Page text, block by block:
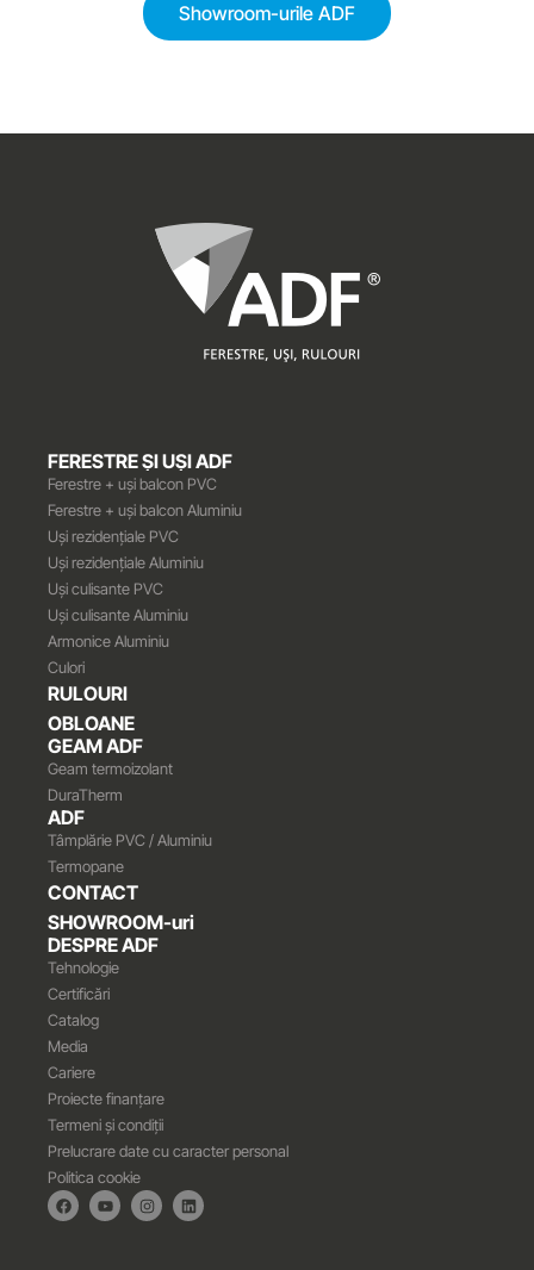
Showroom-urile ADF
FERESTRE ȘI UȘI ADF
Ferestre + uși balcon PVC
Ferestre + uși balcon Aluminiu
Uși rezidențiale PVC
Uși rezidențiale Aluminiu
Uși culisante PVC
Uși culisante Aluminiu
Armonice Aluminiu
Culori
RULOURI
OBLOANE
GEAM ADF
Geam termoizolant
DuraTherm
ADF
Tâmplărie PVC / Aluminiu
Termopane
CONTACT
SHOWROOM-uri
DESPRE ADF
Tehnologie
Certificări
Catalog
Media
Cariere
Proiecte finanțare
Termeni și condiții
Prelucrare date cu caracter personal
Politica cookie